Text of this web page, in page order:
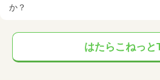
か？
はたらこねっと